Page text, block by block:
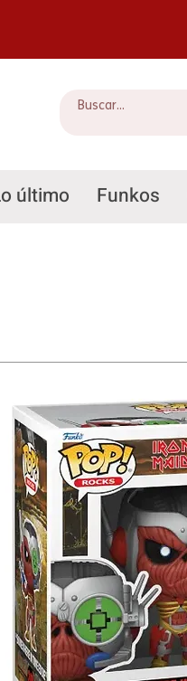
último Funkos